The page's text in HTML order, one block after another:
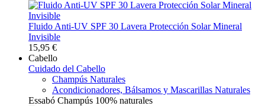
Fluido Anti-UV SPF 30 Lavera Protección Solar Mineral
Invisible
15,95 €
Cabello
Cuidado del Cabello
Champús Naturales
Acondicionadores, Bálsamos y Mascarillas Naturales
Essabó Champús 100% naturales